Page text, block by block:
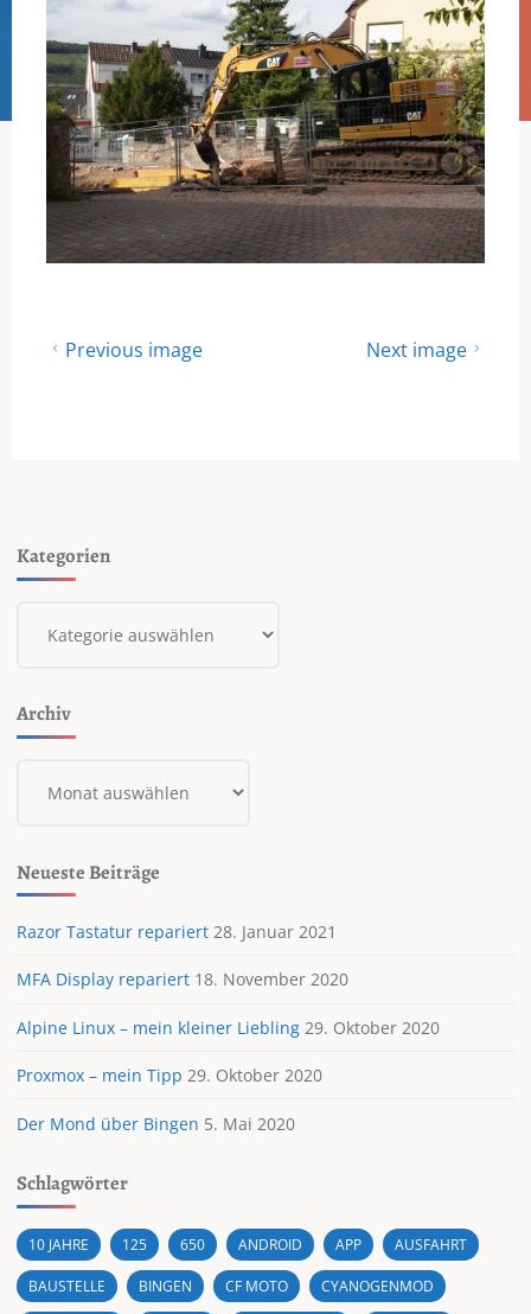
Previous image Next image
Kategorien
Archiv
Neueste Beiträge
Razor Tastatur repariert 28. Januar 2021
MFA Display repariert 18. November 2020
Alpine Linux – mein kleiner Liebling 29. Oktober 2020
Proxmox – mein Tipp 29. Oktober 2020
Der Mond über Bingen 5. Mai 2020
Schlagwörter
10 JAHRE 125 650 ANDROID APP AUSFAHRT
BAUSTELLE BINGEN CF MOTO CYANOGENMOD